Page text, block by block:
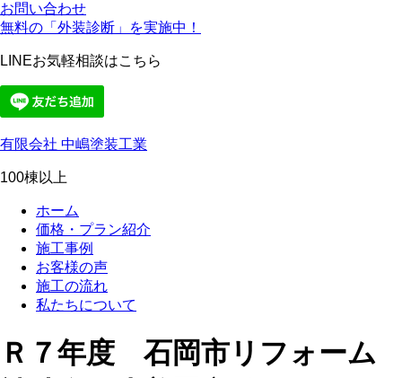
お問い合わせ
無料の「外装診断」を実施中！
LINEお気軽相談はこちら
有限会社 中嶋塗装工業
100棟以上
ホーム
価格・プラン紹介
施工事例
お客様の声
施工の流れ
私たちについて
Ｒ７年度 石岡市リフォーム